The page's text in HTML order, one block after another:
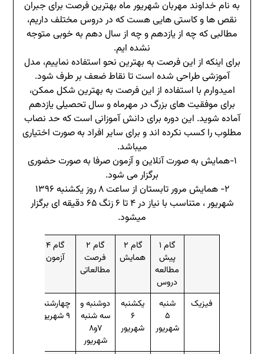
به نام خداوند مهربان شهریور ماه بهترین فرصت برای جبران
نقص ها و کاستی هایی هست که در دروس مختلف داریم،
مطالبی که چه از یازدهم و چه از سال دهم به خوبی متوجه
نشده ایم.
برای اینکه از این فرصت به بهترین نحو استفاده نماییم، مدل
آموزشی طراحی شده است تا نقاط ضعف بر طرف شود.
امیدوارم با استفاده از این فرصت به بهترین شکل ممکن،
برای موفقیت های بزرگ در مهرماه و سال تحصیلی یازدهم
آماده شوید. این دوره برای دانش آموزانی است که حد نصاب
مطلوب را کسب نکرده اند و برای سایر افراد به صورت اختیاری
میباشد.
۱-همایش به صورت آنلاین و آزمون صرفا به صورت حضوری
برگزار می شود.
۲- همایش مرور تابستان از ساعت ۸ روز یکشنبه ۱۳۹۶
شهریور ، متناسب با نیاز در ۴ تا ۶ زنگ ۶۵ دقیقه ای برگزار
میشود.
گام ۱
پیش
مطالعه
دروس
گام ۲
همایش
گام ۲
فرصت
مطالعاتی
گام ۴
آزمون
فیزیک
شنبه
۵
شهریور
یکشنبه
۶
شهریور
دوشنبه و
سه شنبه
۷و۸
شهریور
چهارشنبه
۹ شهریور